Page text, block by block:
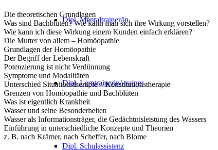
Dipl. Mentaltrainer/in
Dipl. Lerntrainerin/-trainer
Dipl. Schulassistenz
Die theoretischen Grundlagen
Was sind Bachblüten? Wie kann man sich ihre Wirkung vorstellen?
Wie kann ich diese Wirkung einem Kunden einfach erklären?
Die Mutter von allem – Homöopathie
Grundlagen der Homöopathie
Der Begriff der Lebenskraft
Potenzierung ist nicht Verdünnung
Symptome und Modalitäten
Unterschied Situationstherapie – Konstitutionstherapie
Grenzen von Homöopathie und Bachblüten
Was ist eigentlich Krankheit
Wasser und seine Besonderheiten
Wasser als Informationsträger, die Gedächtnisleistung des Wassers
Einführung in unterschiedliche Konzepte und Theorien
z. B. nach Krämer, nach Scheffer, nach Blome